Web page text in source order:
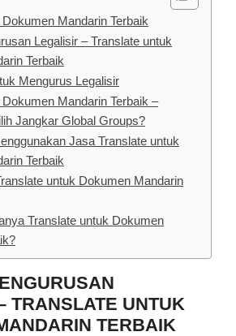
Mandarin Terbaik
Legalisir – Translate untuk
Terbaik
Mengurus Legalisir
Mandarin Terbaik –
Jangkar Global Groups?
Jasa Translate untuk
Terbaik
untuk Dokumen Mandarin
Translate untuk Dokumen
TRANSLATE UNTUK
TERBAIK